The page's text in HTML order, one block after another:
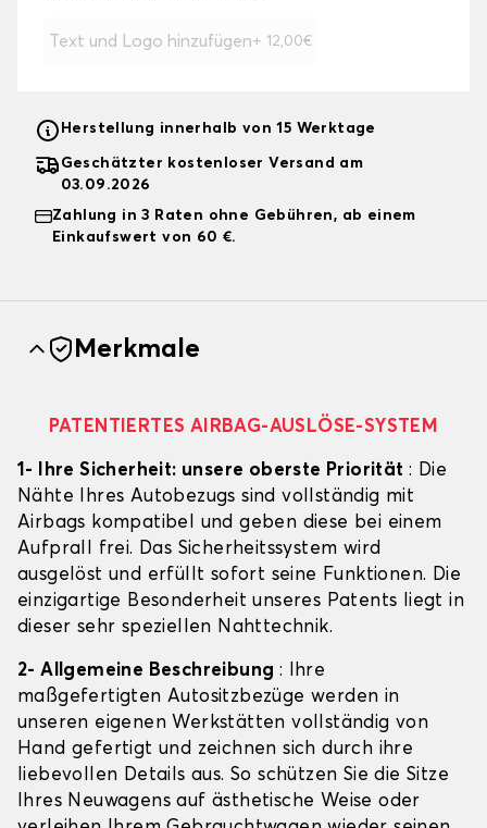
Text und Logo hinzufügen + 12,00€
Herstellung innerhalb von 15 Werktage
Geschätzter kostenloser Versand am
03.09.2026
Zahlung in 3 Raten ohne Gebühren, ab einem
Einkaufswert von 60 €.
Merkmale
PATENTIERTES AIRBAG-AUSLÖSE-SYSTEM
1- Ihre Sicherheit: unsere oberste Priorität : Die
Nähte Ihres Autobezugs sind vollständig mit
Airbags kompatibel und geben diese bei einem
Aufprall frei. Das Sicherheitssystem wird
ausgelöst und erfüllt sofort seine Funktionen. Die
einzigartige Besonderheit unseres Patents liegt in
dieser sehr speziellen Nahttechnik.
2- Allgemeine Beschreibung : Ihre
maßgefertigten Autositzbezüge werden in
unseren eigenen Werkstätten vollständig von
Hand gefertigt und zeichnen sich durch ihre
liebevollen Details aus. So schützen Sie die Sitze
Ihres Neuwagens auf ästhetische Weise oder